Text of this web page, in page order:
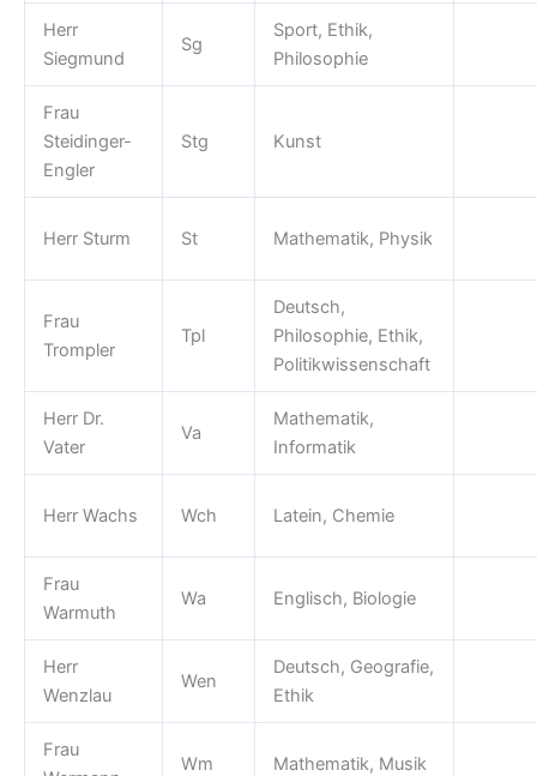
Herr
Siegmund
Sg
Sport, Ethik,
Philosophie
Frau
Steidinger-
Engler
Stg Kunst
Herr Sturm St Mathematik, Physik
Frau
Trompler
Tpl
Deutsch,
Philosophie, Ethik,
Politikwissenschaft
Herr Dr.
Vater
Va
Mathematik,
Informatik
Herr Wachs Wch Latein, Chemie
Frau
Warmuth
Wa Englisch, Biologie
Herr
Wenzlau
Wen
Deutsch, Geografie,
Ethik
Frau
Wm Mathematik, Musik